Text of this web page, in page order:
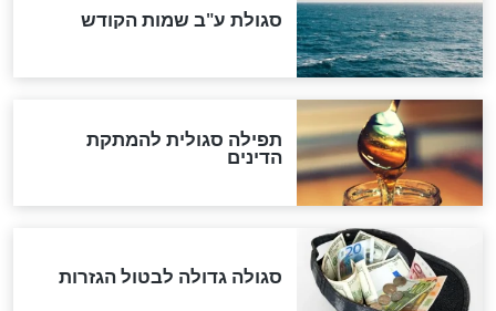
המסמך האבוד שנחשף
במרתפי מוסקבה: כתב היד
הנדיר של הרשב"ם התגלה
"מודה לקב"ה על כל השנים"